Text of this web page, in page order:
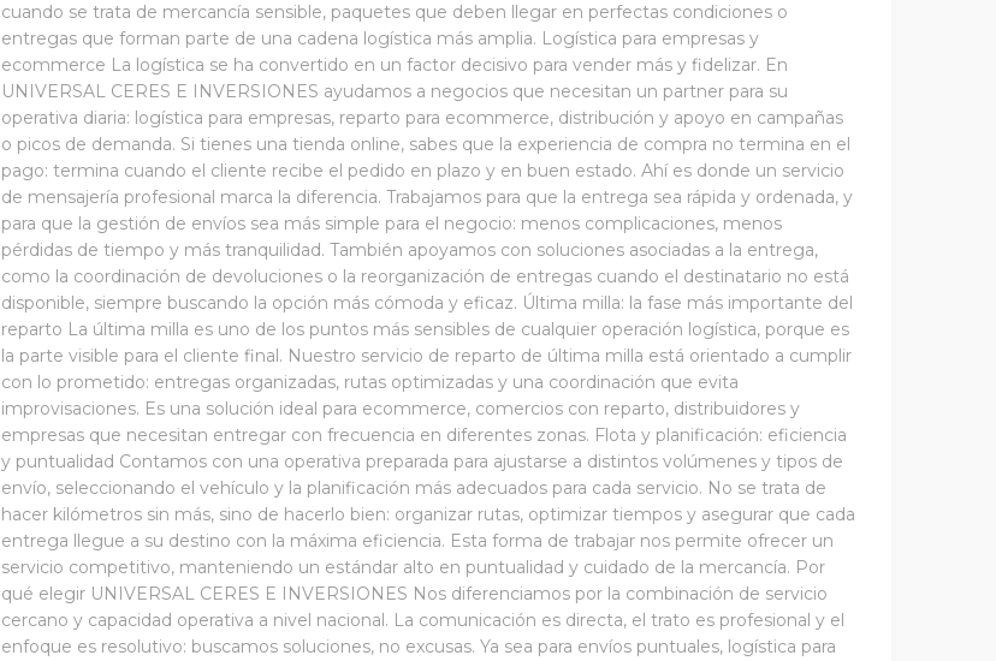
cuando se trata de mercancía sensible, paquetes que deben llegar en perfectas condiciones o
entregas que forman parte de una cadena logística más amplia. Logística para empresas y
ecommerce La logística se ha convertido en un factor decisivo para vender más y fidelizar. En
UNIVERSAL CERES E INVERSIONES ayudamos a negocios que necesitan un partner para su
operativa diaria: logística para empresas, reparto para ecommerce, distribución y apoyo en campañas
o picos de demanda. Si tienes una tienda online, sabes que la experiencia de compra no termina en el
pago: termina cuando el cliente recibe el pedido en plazo y en buen estado. Ahí es donde un servicio
de mensajería profesional marca la diferencia. Trabajamos para que la entrega sea rápida y ordenada, y
para que la gestión de envíos sea más simple para el negocio: menos complicaciones, menos
pérdidas de tiempo y más tranquilidad. También apoyamos con soluciones asociadas a la entrega,
como la coordinación de devoluciones o la reorganización de entregas cuando el destinatario no está
disponible, siempre buscando la opción más cómoda y eficaz. Última milla: la fase más importante del
reparto La última milla es uno de los puntos más sensibles de cualquier operación logística, porque es
la parte visible para el cliente final. Nuestro servicio de reparto de última milla está orientado a cumplir
con lo prometido: entregas organizadas, rutas optimizadas y una coordinación que evita
improvisaciones. Es una solución ideal para ecommerce, comercios con reparto, distribuidores y
empresas que necesitan entregar con frecuencia en diferentes zonas. Flota y planificación: eficiencia
y puntualidad Contamos con una operativa preparada para ajustarse a distintos volúmenes y tipos de
envío, seleccionando el vehículo y la planificación más adecuados para cada servicio. No se trata de
hacer kilómetros sin más, sino de hacerlo bien: organizar rutas, optimizar tiempos y asegurar que cada
entrega llegue a su destino con la máxima eficiencia. Esta forma de trabajar nos permite ofrecer un
servicio competitivo, manteniendo un estándar alto en puntualidad y cuidado de la mercancía. Por
qué elegir UNIVERSAL CERES E INVERSIONES Nos diferenciamos por la combinación de servicio
cercano y capacidad operativa a nivel nacional. La comunicación es directa, el trato es profesional y el
enfoque es resolutivo: buscamos soluciones, no excusas. Ya sea para envíos puntuales, logística para